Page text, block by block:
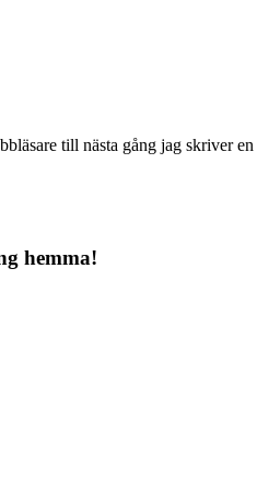
till nästa gång jag skriver
hemma!